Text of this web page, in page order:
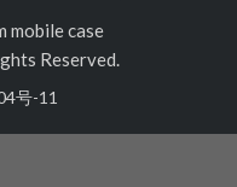
mobile case
Reserved.
号-11